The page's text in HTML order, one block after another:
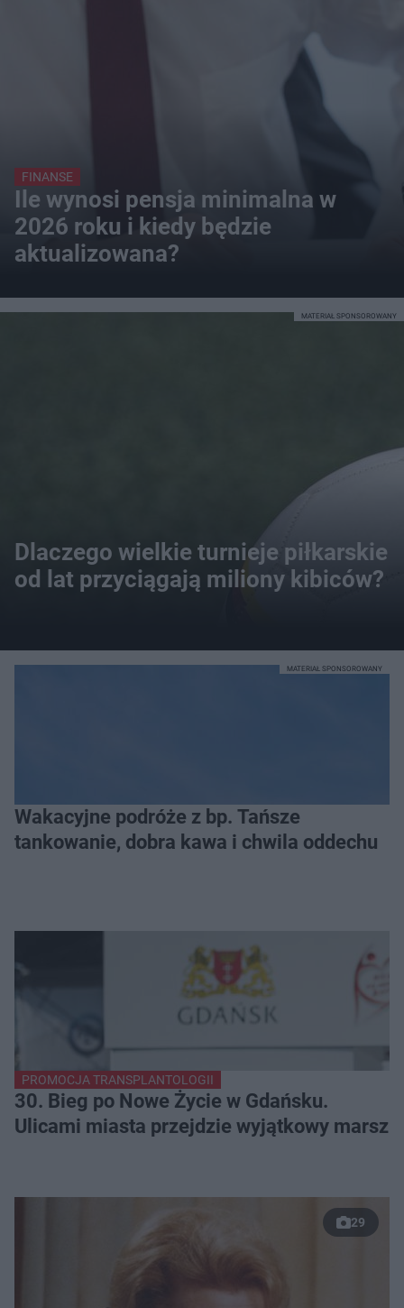
FINANSE
Ile wynosi pensja minimalna w
2026 roku i kiedy będzie
aktualizowana?
Dlaczego wielkie turnieje piłkarskie
od lat przyciągają miliony kibiców?
MATERIAŁ SPONSOROWANY
Wakacyjne podróże z bp. Tańsze
tankowanie, dobra kawa i chwila oddechu
MATERIAŁ SPONSOROWANY
PROMOCJA TRANSPLANTOLOGII
30. Bieg po Nowe Życie w Gdańsku.
Ulicami miasta przejdzie wyjątkowy marsz
29